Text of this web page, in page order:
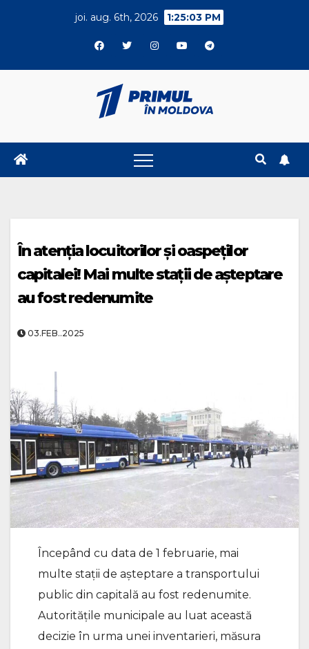
joi. aug. 6th, 2026 1:25:04 PM
În atenția locuitorilor și oaspeților
capitalei! Mai multe stații de așteptare
au fost redenumite
03.FEB..2025
Începând cu data de 1 februarie, mai
multe stații de așteptare a transportului
public din capitală au fost redenumite.
Autoritățile municipale au luat această
decizie în urma unei inventarieri, măsura